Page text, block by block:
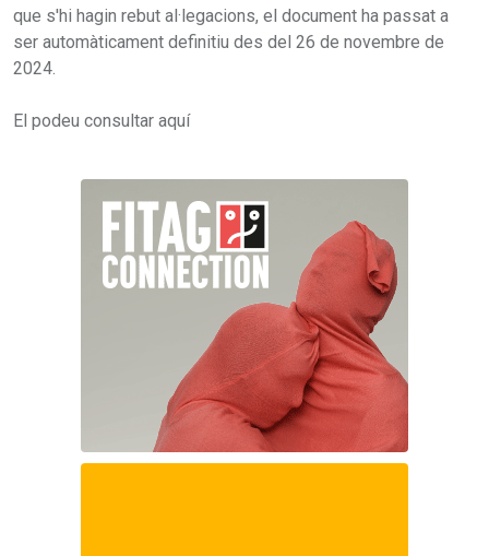
que s'hi hagin rebut al·legacions, el document ha passat a
ser automàticament definitiu des del 26 de novembre de
2024.
El podeu consultar aquí